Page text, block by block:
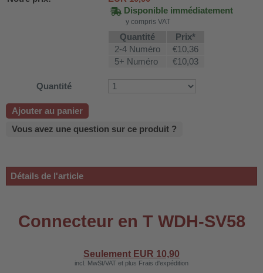
220B
660b
AP1101
Disponible immédiatement
y compris VAT
Quantité
Prix*
2-4 Numéro
€10,36
5+ Numéro
€10,03
Quantité
Ajouter au panier
Vous avez une question sur ce produit ?
Détails de l'article
Connecteur en T WDH-SV58
Seulement EUR 10,90
incl. MwSt/VAT et plus Frais d'expédition